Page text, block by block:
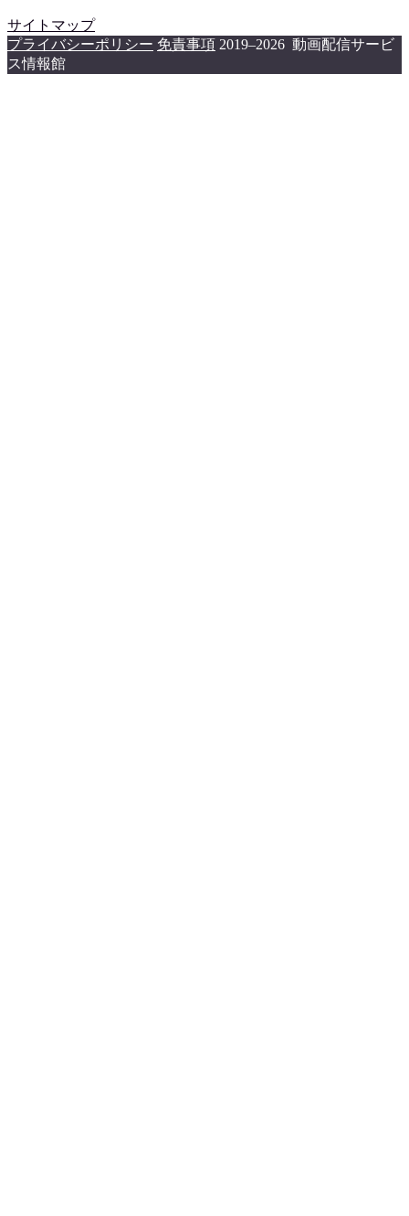
サイトマップ
プライバシーポリシー 免責事項 2019–2026 動画配信サービ
ス情報館